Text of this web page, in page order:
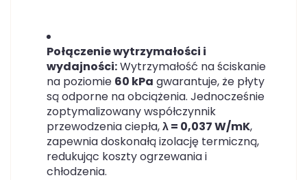
Połączenie wytrzymałości i
wydajności:Wytrzymałość na ściskanie
na poziomie 60 kPa gwarantuje, że płyty
są odporne na obciążenia. Jednocześnie
zoptymalizowany współczynnik
przewodzenia ciepła,λ= 0,037 W/mK,
zapewnia doskonałą izolację termiczną,
redukując koszty ogrzewania i
chłodzenia.